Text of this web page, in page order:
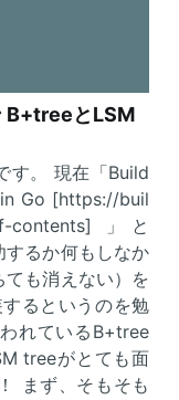
B+treeとLSM
す。 現在「Build
Go [https://buil
contents] 」と
するか何もしなか
も消えない）を
るというのを勉
れているB+tree
treeがとても面
まず、そもそも